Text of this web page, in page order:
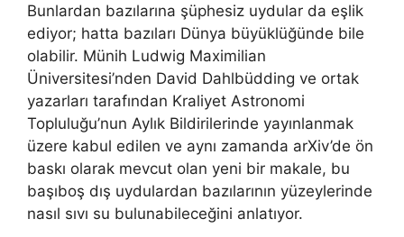
Bunlardan bazılarına şüphesiz uydular da eşlik
ediyor; hatta bazıları Dünya büyüklüğünde bile
olabilir. Münih Ludwig Maximilian
Üniversitesi’nden David Dahlbüdding ve ortak
yazarları tarafından Kraliyet Astronomi
Topluluğu’nun Aylık Bildirilerinde yayınlanmak
üzere kabul edilen ve aynı zamanda arXiv’de ön
baskı olarak mevcut olan yeni bir makale, bu
başıboş dış uydulardan bazılarının yüzeylerinde
nasıl sıvı su bulunabileceğini anlatıyor.